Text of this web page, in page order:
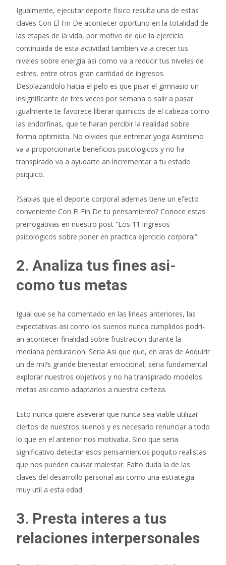
Igualmente, ejecutar deporte fisico resulta una de estas
claves Con El Fin De acontecer oportuno en la totalidad de
las etapas de la vida, por motivo de que la ejercicio
continuada de esta actividad tambien va a crecer tus
niveles sobre energia asi­ como va a reducir tus niveles de
estres, entre otros gran cantidad de ingresos.
Desplazandolo hacia el pelo es que pisar el gimnasio un
insignificante de tres veces por semana o salir a pasar
igualmente te favorece liberar quimicos de el cabeza como
las endorfinas, que te haran percibir la realidad sobre
forma optimista. No olvides que entrenar yoga Asimismo
va a proporcionarte beneficios psicologicos y no ha
transpirado va a ayudarte an incrementar a tu estado
psiquico.
?Sabias que el deporte corporal ademas tiene un efecto
conveniente Con El Fin De tu pensamiento? Conoce estas
prerrogativas en nuestro post “Los 11 ingresos
psicologicos sobre poner en practica ejercicio corporal”
2. Analiza tus fines asi­
como tus metas
Igual que se ha comentado en las lineas anteriores, las
expectativas asi­ como los suenos nunca cumplidos podri­
an acontecer finalidad sobre frustracion durante la
mediana perduracion. Seri­a Asi que que, en aras de Adquirir
un de mi?s grande bienestar emocional, seri­a fundamental
explorar nuestros objetivos y no ha transpirado modelos
metas asi­ como adaptarlos a nuestra certeza.
Esto nunca quiere aseverar que nunca sea viable utilizar
ciertos de nuestros suenos y es necesario renunciar a todo
lo que en el anterior nos motivaba. Sino que seri­a
significativo detectar esos pensamientos poquito realistas
que nos pueden causar malestar. Falto duda la de las
claves del desarrollo personal asi­ como una estrategia
muy util a esta edad.
3. Presta interes a tus
relaciones interpersonales